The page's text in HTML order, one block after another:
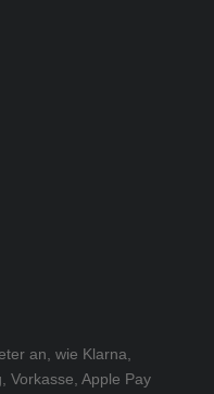
an, wie Klarna,
Vorkasse, Apple Pay